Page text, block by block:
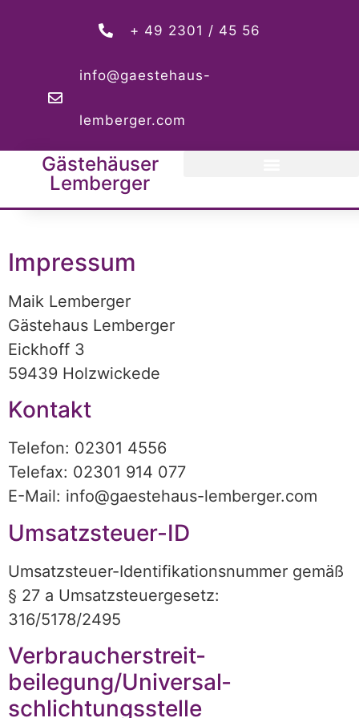
+ 49 2301 / 45 56
info@gaestehaus-
lemberger.com
Gästehäuser
Lemberger
Impressum
Maik Lemberger
Gästehaus Lemberger
Eickhoff 3
59439 Holzwickede
Kontakt
Telefon: 02301 4556
Telefax: 02301 914 077
E-Mail: info@gaestehaus-lemberger.com
Umsatzsteuer-ID
Umsatzsteuer-Identifikationsnummer gemäß
§ 27 a Umsatzsteuergesetz:
316/5178/2495
Verbraucher­streit­
beilegung/Universal­
schlichtungs­stelle